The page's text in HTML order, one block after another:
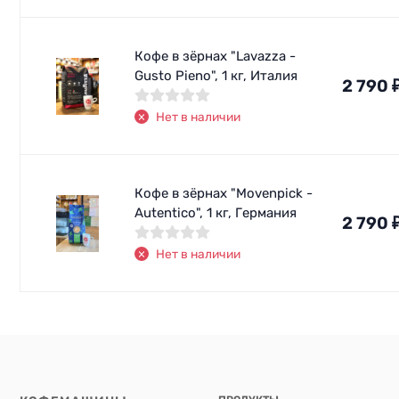
Кофе в зёрнах "Lavazza -
Gusto Pieno", 1 кг, Италия
Нет в наличии
2 790
Кофе в зёрнах "Movenpick -
Autentico", 1 кг, Германия
Нет в наличии
2 790